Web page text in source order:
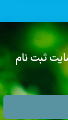
ثبت نام